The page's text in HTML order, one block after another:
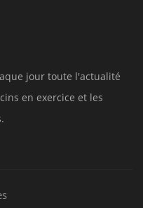
jour toute l'actualité
en exercice et les